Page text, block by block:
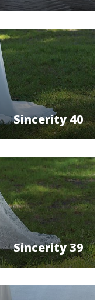
Sincerity 40
Sincerity 39